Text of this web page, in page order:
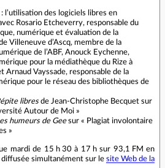
l’utilisation des logiciels libres en
Rosario Etcheverry, responsable du
numérique et évaluation de la
Villeneuve d’Ascq, membre de la
de l’ABF, Anouck Eychenne,
pour la médiathèque du Rize à
Arnaud Vayssade, responsable de la
pour le réseau des bibliothèques de
libresde Jean-Christophe Becquet sur
Autour de Moi »
humeurs de Geesur « Plagiat involontaire
»
mardi de 15 h 30 à 17 h sur 93,1 FM en
diffusée simultanément sur le site Web de la